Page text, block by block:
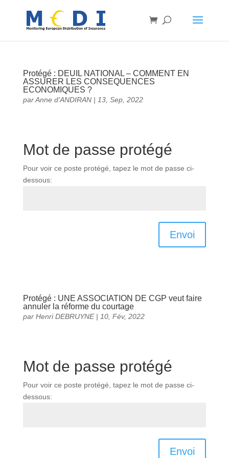
Protégé : DEUIL NATIONAL – COMMENT EN
ASSURER LES CONSEQUENCES
ECONOMIQUES ?
parAnne d’ANDIRAN| 13, Sep, 2022
Mot de passe protégé
Pour voir ce poste protégé, tapez le mot de passe ci-
dessous:
Envoi
Protégé : UNE ASSOCIATION DE CGP veut faire
annuler la réforme du courtage
par Henri DEBRUYNE| 10, Fév, 2022
Mot de passe protégé
Pour voir ce poste protégé, tapez le mot de passe ci-
dessous:
Envoi